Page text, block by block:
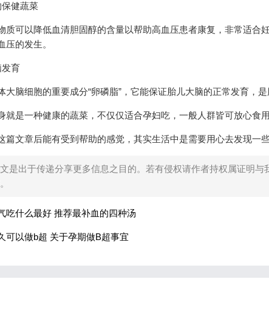
健蔬菜
质可以降低血清胆固醇的含量以帮助高血压患者康复，非常适合
压的发生。
育
大脑细胞的重要成分“卵磷脂”，它能保证胎儿大脑的正常发育，
就是一种健康的蔬菜，不仅仅适合孕妇吃，一般人群皆可放心食用
篇文章后能有受到帮助的感觉，其实生活中是需要用心去发现一
是出于传递分享更多信息之目的。若有侵权请作者持权属证明
吃什么最好 推荐最补血的四种汤
可以做b超 关于孕期做B超事宜